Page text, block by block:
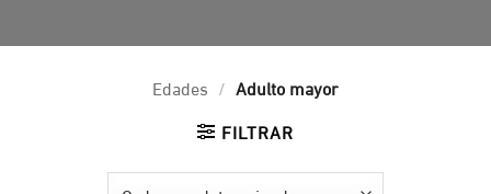
Edades / Adulto mayor
FILTRAR